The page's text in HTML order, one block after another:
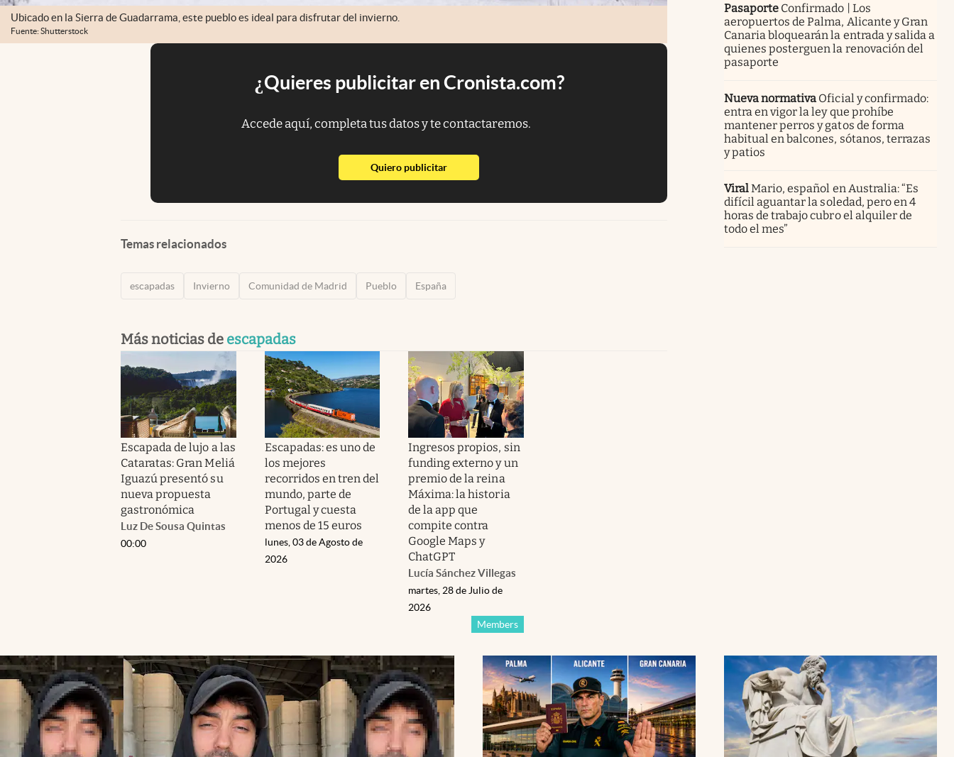
Ubicado en la Sierra de Guadarrama, este pueblo es ideal para disfrutar del invierno.
Fuente: Shutterstock
¿Quieres publicitar en Cronista.com?
Accede aquí, completa tus datos y te contactaremos.
Quiero publicitarabre en nueva pestaña
Temas relacionados
escapadas Invierno Comunidad de Madrid Pueblo España
Más noticias de escapadas
Escapada de lujo a las
Cataratas: Gran Meliá
Iguazú presentó su
nueva propuesta
gastronómica
Luz De Sousa Quintas
00:00
Escapadas: es uno de
los mejores
recorridos en tren del
mundo, parte de
Portugal y cuesta
menos de 15 euros
lunes, 03 de Agosto de
2026
Ingresos propios, sin
funding externo y un
premio de la reina
Máxima: la historia
de la app que
compite contra
Google Maps y
ChatGPT
Lucía Sánchez Villegas
Members
martes, 28 de Julio de
2026
Pasaporte Confirmado | Los
aeropuertos de Palma, Alicante y Gran
Canaria bloquearán la entrada y salida a
quienes posterguen la renovación del
pasaporte
Nueva normativa Oficial y confirmado:
entra en vigor la ley que prohíbe
mantener perros y gatos de forma
habitual en balcones, sótanos, terrazas
y patios
ViralMario, español en Australia: “Es
difícil aguantar la soledad, pero en 4
horas de trabajo cubro el alquiler de
todo el mes”